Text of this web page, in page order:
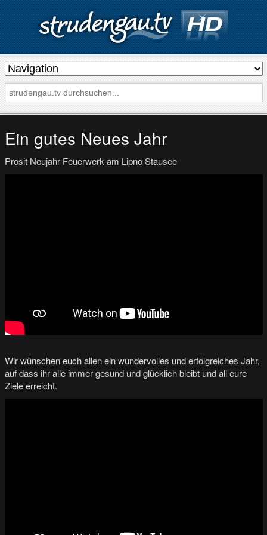
s
t
r
u
d
e
n
r
V
a
u
s
d
Ein gutes Neues Jahr
Prosit Neujahr Feuerwerk am Lipno Stausee
Wir wünschen euch allen ein wundervolles und erfolgreiches Jahr,
auf dass ihr alle immer gesund und glücklich bleibt und all eure
Ziele erreicht.